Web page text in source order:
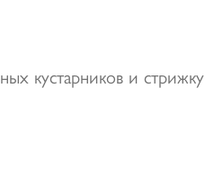
кустарников и стрижку